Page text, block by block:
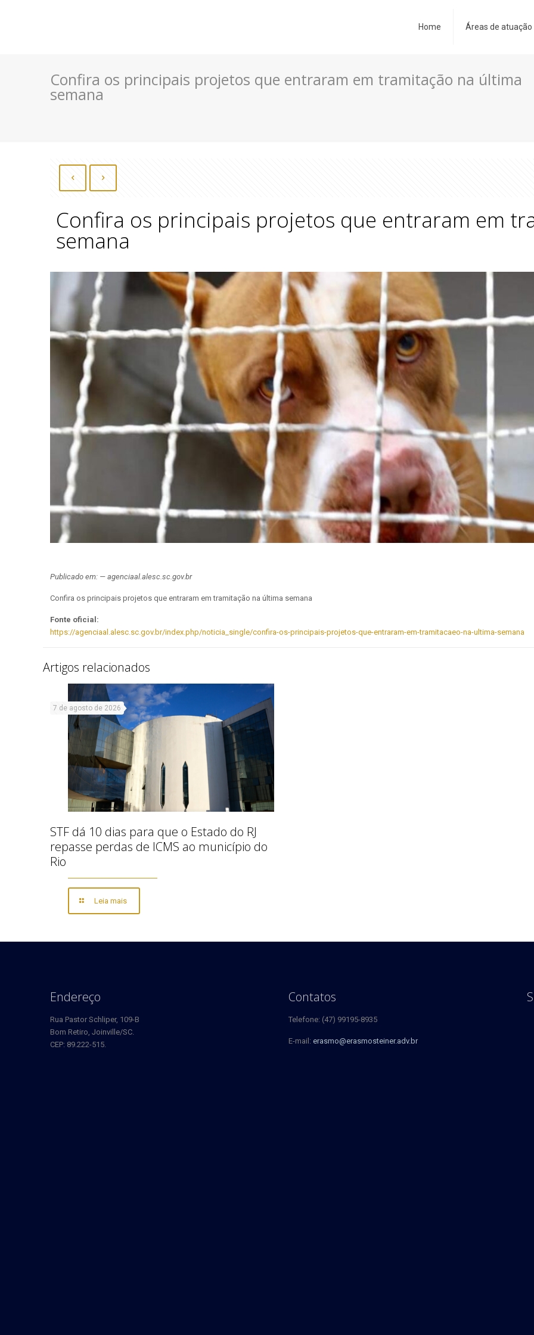
Home Áreas de atuação
Confira os principais projetos que entraram em tramitação na última
semana
Confira os principais projetos que entraram em
semana
Publicado em: — agenciaal.alesc.sc.gov.br
Confira os principais projetos que entraram em tramitação na última semana
Fonte oficial:
https://agenciaal.alesc.sc.gov.br/index.php/noticia_single/confira-os-principais-projetos-que-entraram-em-tramitacaeo-na-ultima-semana
Artigos relacionados
7 de agosto de 2026
STF dá 10 dias para que o Estado do RJ
repasse perdas de ICMS ao município do
Rio
Leia mais
Endereço
Rua Pastor Schliper, 109-B
Bom Retiro, Joinville/SC.
CEP: 89.222-515.
Contatos
Telefone: (47) 99195-8935
E-mail: erasmo@erasmosteiner.adv.br